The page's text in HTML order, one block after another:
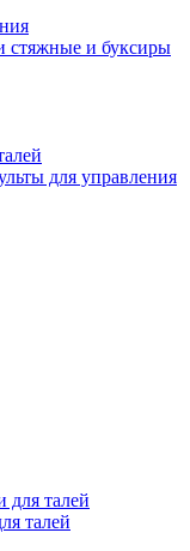
стяжные и буксиры
для управления
талей